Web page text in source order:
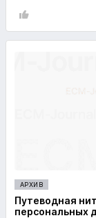
АРХИВ
Путеводная
персональных